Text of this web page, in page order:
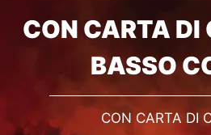
CON CARTA DI
BASSO
CON CARTA DI